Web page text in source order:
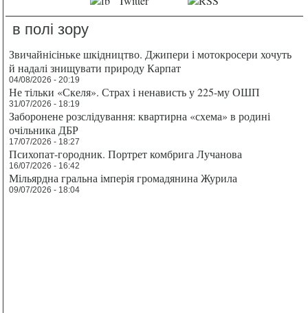
в полі зору
Звичайнісіньке шкідництво. Джипери і мотокросери хочуть
й надалі знищувати природу Карпат
04/08/2026 - 20:19
Не тільки «Скеля». Страх і ненависть у 225-му ОШП
31/07/2026 - 18:19
Заборонене розслідування: квартирна «схема» в родині
очільника ДБР
17/07/2026 - 18:27
Психопат-городник. Портрет комбрига Лучанова
16/07/2026 - 16:42
Мільярдна гральна імперія громадянина Журила
09/07/2026 - 18:04